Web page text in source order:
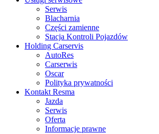
Serwis
Blacharnia
Części zamienne
Stacja Kontroli Pojazdów
Holding Carservis
AutoRes
Carserwis
Oscar
Polityka prywatności
Kontakt Resma
Jazda
Serwis
Oferta
Informacje prawne